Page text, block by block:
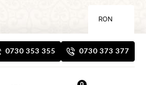
RON
0730 353 355 0730 373 377